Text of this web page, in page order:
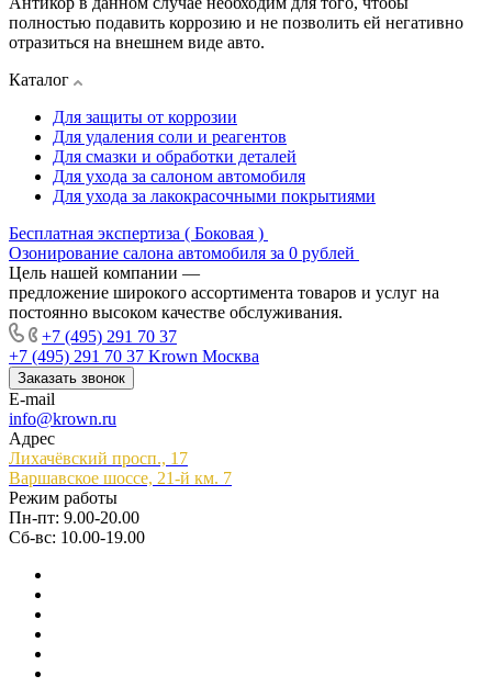
полностью подавить коррозию и не позволить ей негативно
отразиться на внешнем виде авто.
Каталог
Для защиты от коррозии
Для удаления соли и реагентов
Для смазки и обработки деталей
Для ухода за салоном автомобиля
Для ухода за лакокрасочными покрытиями
Бесплатная экспертиза ( Боковая )
Озонирование салона автомобиля за 0 рублей
Цель нашей компании —
предложение широкого ассортимента товаров и услуг на
постоянно высоком качестве обслуживания.
+7 (495) 291 70 37
+7 (495) 291 70 37 Krown Москва
Заказать звонок
E-mail
info@krown.ru
Адрес
Лихачёвский просп., 17
Варшавское шоссе, 21-й км. 7
Режим работы
Пн-пт: 9.00-20.00
Сб-вс: 10.00-19.00